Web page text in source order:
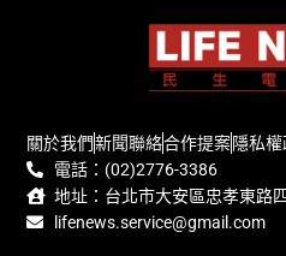
關於我們新聞聯絡合作提案隱私
電話：(02)2776-3386
地址：台北市大安區忠孝東路
lifenews.service@gmail.com